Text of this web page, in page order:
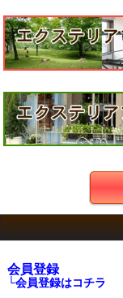
会員登録
└会員登録はコチラ